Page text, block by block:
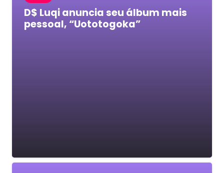
D$ Luqi anuncia seu álbum mais
pessoal, “Uototogoka”